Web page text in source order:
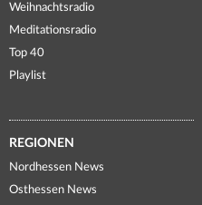
Weihnachtsradio
Meditationsradio
Top 40
Playlist
REGIONEN
Nordhessen News
Osthessen News